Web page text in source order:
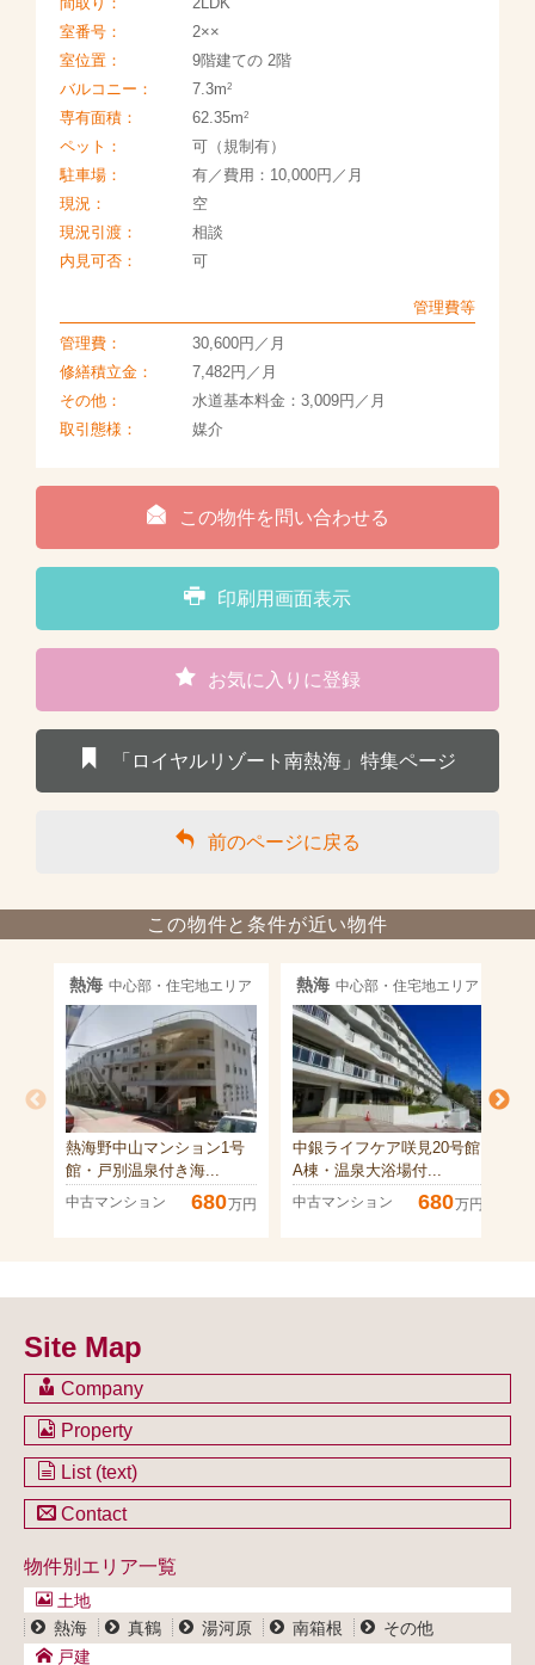
室番号：
2××
室位置：
9階建ての 2階
バルコニー：
7.3m2
専有面積： 62.35m2
ペット：
可（規制有）
駐車場：
有／費用：10,000円／月
現況：
空
現況引渡：
相談
内見可否：
可
管理費等
管理費：
30,600円／月
修繕積立金：
7,482円／月
その他：
水道基本料金：3,009円／月
取引態様：
媒介
この物件を問い合わせる
印刷用画面表示
お気に入りに登録
「ロイヤルリゾート南熱海」特集ページ
前のページに戻る
この物件と条件が近い物件
熱海 中心部・住宅地エリア
熱海野中山マンション1号
館・戸別温泉付き海...
中古マンション 680万円
熱海 中心部・住宅地エリア
中銀ライフケア咲見20号館
A棟・温泉大浴場付...
中古マンション 680万円
Site Map
Company
会社のご案内
不動産を購入したい方
不動産を売却したい方
不動産買取システム
Property
土地一覧
戸建一覧
マンション一覧
事業用物件一覧
List (text)
土地一覧
マンション一覧
事業用物件一覧
Contact
ブログ
プライバシーポリシー
サイトポリシー
物件別エリア一覧
土地
熱海
真鶴 湯河原 南箱根
その他
戸建